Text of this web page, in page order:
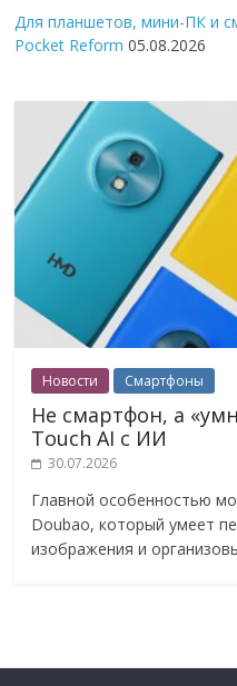
Для планшетов, мини-ПК и
Pocket Reform 05.08.2026
Новости Смартфоны
Не смартфон, а
Touch AI с ИИ
30.07.2026
Главной особенностью
Doubao, который умеет
изображения и